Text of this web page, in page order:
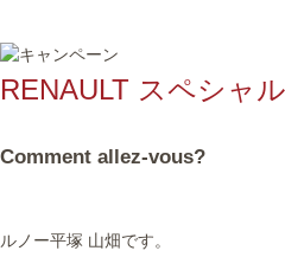
RENAULT スペシャ
Comment allez-vous?
ルノー平塚 山畑です。